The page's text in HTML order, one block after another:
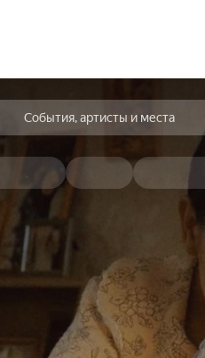
События, артисты и места